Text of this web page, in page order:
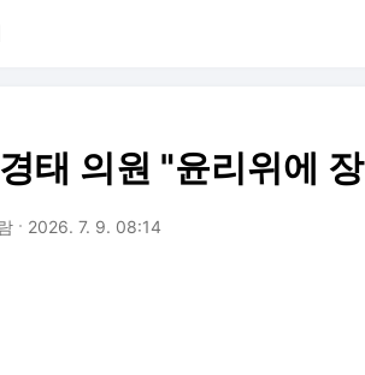
태 의원 "윤리위에
2026. 7. 9. 08:14